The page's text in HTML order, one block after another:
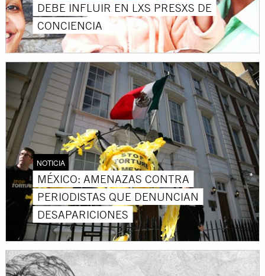
DEBE INFLUIR EN LXS PRESXS DE
CONCIENCIA
NOTICIA
MÉXICO: AMENAZAS CONTRA
PERIODISTAS QUE DENUNCIAN
DESAPARICIONES